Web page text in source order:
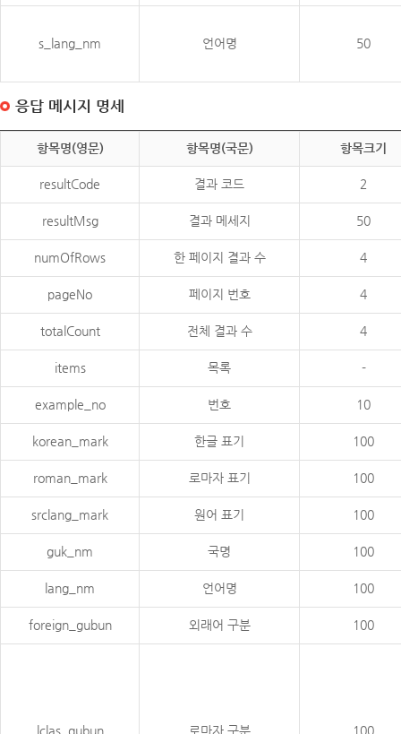
s_lang_nm 언어명 50
응답 메시지 명세
항목명(영문) 항목명(국문) 항목크기
resultCode 결과 코드 2
resultMsg 결과 메세지 50
numOfRows 한 페이지 결과 수 4
pageNo 페이지 번호 4
totalCount 전체 결과 수 4
items 목록 -
example_no 번호 10
korean_mark 한글 표기 100
roman_mark 로마자 표기 100
srclang_mark 원어 표기 100
guk_nm 국명 100
lang_nm 언어명 100
foreign_gubun 외래어 구분 100
lclas_gubun 로마자 구분 100